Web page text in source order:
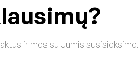
ir mes su Jumis susisieksime.